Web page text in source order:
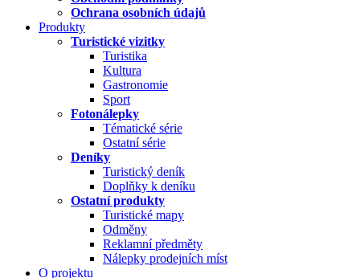
Ochrana osobních údajů
Produkty
Turistické vizitky
Turistika
Kultura
Gastronomie
Sport
Fotonálepky
Tématické série
Ostatní série
Deníky
Turistický deník
Doplňky k deníku
Ostatní produkty
Turistické mapy
Odměny
Reklamní předměty
Nálepky prodejních míst
O projektu